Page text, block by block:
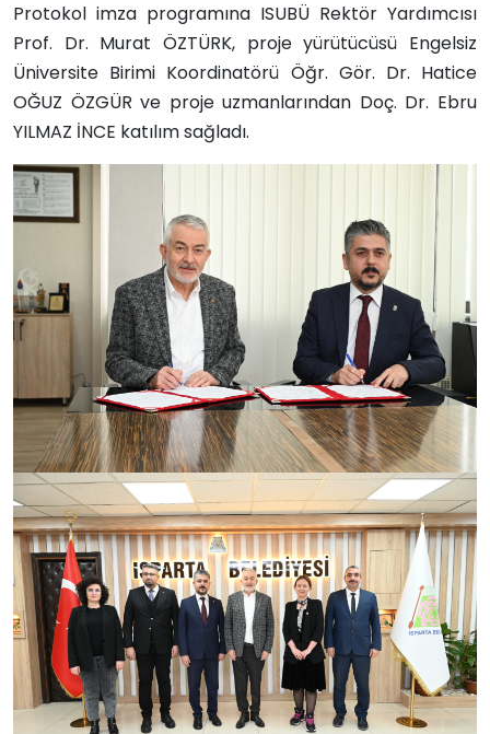
Protokol imza programına ISUBÜ Rektör Yardımcısı
Prof. Dr. Murat ÖZTÜRK, proje yürütücüsü Engelsiz
Üniversite Birimi Koordinatörü Öğr. Gör. Dr. Hatice
OĞUZ ÖZGÜR ve proje uzmanlarından Doç. Dr. Ebru
YILMAZ İNCE katılım sağladı.